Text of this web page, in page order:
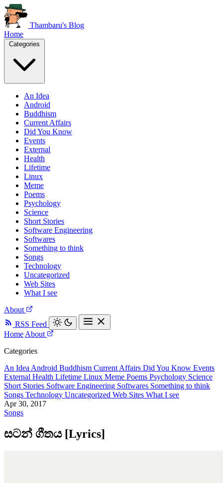
Thambaru's Blog
Home
An Idea
Android
Buddhism
Current Affairs
Did You Know
Events
External
Health
Lifetime
Linux
Meme
Poems
Psychology
Science
Short Stories
Software Engineering
Softwares
Something to think
Songs
Technology
Uncategorized
Web Sites
What I see
About
RSS Feed
Home About
Categories
An Idea Android Buddhism Current Affairs Did You Know Events
External Health Lifetime Linux Meme Poems Psychology Science
Short Stories Software Engineering Softwares Something to think
Songs Technology Uncategorized Web Sites What I see
Apr 30, 2017
Songs
සටන් ගීතය [Lyrics]